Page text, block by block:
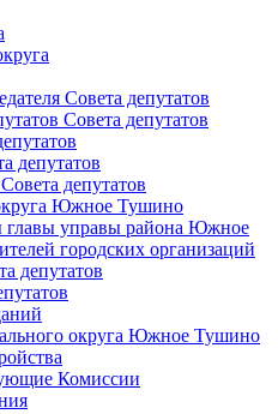
Совета депутатов
Совета депутатов
депутатов
депутатов
Южное Тушино
главы управы района Южное
городских организаций
депутатов
округа Южное Тушино
Комиссии